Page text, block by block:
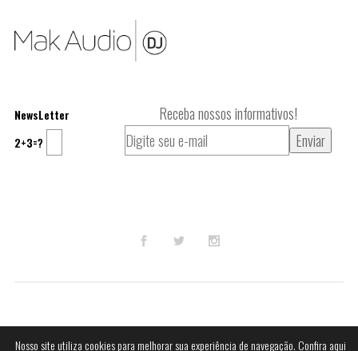
NewsLetter Receba nossos informativos!
2+3=?
© 2023Mak Audio DJ.
Nosso site utiliza cookies para melhorar sua experiência de navegação.Confira aqui